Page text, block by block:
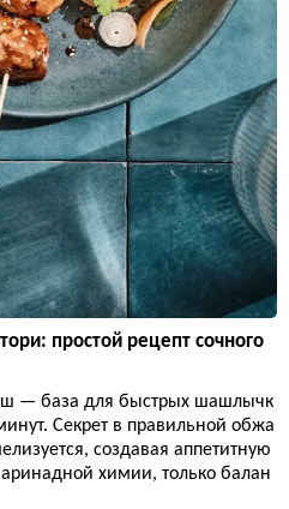
простой рецепт сочного
— база для быстрых шашлычк
Секрет в правильной обжа
создавая аппетитную
химии, только балан